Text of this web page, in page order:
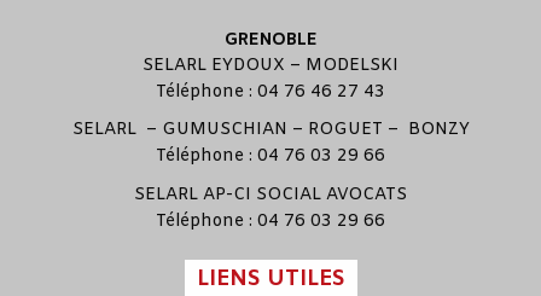
GRENOBLE
SELARL EYDOUX – MODELSKI
Téléphone : 04 76 46 27 43
SELARL – GUMUSCHIAN – ROGUET – BONZY
Téléphone : 04 76 03 29 66
SELARL AP-CI SOCIAL AVOCATS
Téléphone : 04 76 03 29 66
LIENS UTILES